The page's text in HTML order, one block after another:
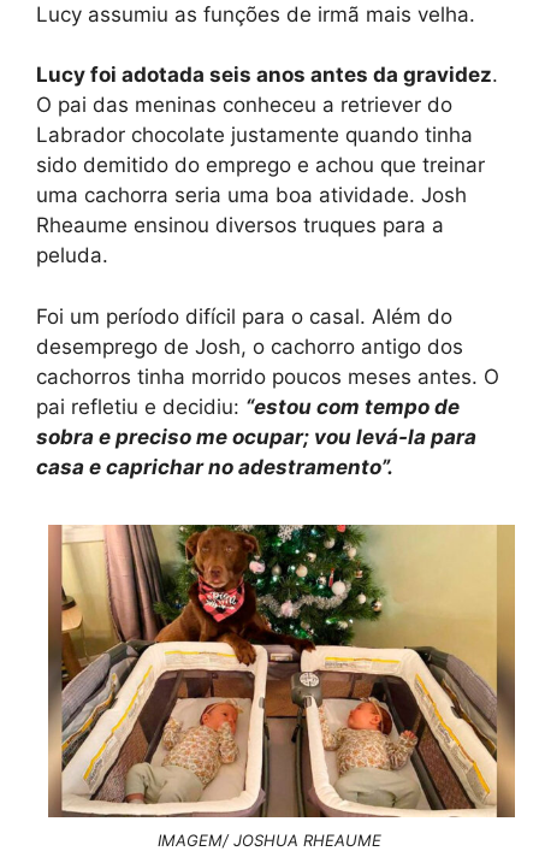
Lucy assumiu as funções de irmã mais velha.
Lucy foi adotada seis anos antes da gravidez.
O pai das meninas conheceu a retriever do
Labrador chocolate justamente quando tinha
sido demitido do emprego e achou que treinar
uma cachorra seria uma boa atividade. Josh
Rheaume ensinou diversos truques para a
peluda.
Foi um período difícil para o casal. Além do
desemprego de Josh, o cachorro antigo dos
cachorros tinha morrido poucos meses antes. O
pai refletiu e decidiu: “estou com tempo de
sobra e preciso me ocupar; vou levá-la para
casa e caprichar no adestramento”.
IMAGEM/ JOSHUA RHEAUME